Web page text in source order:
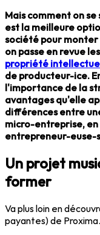
Mais comment on
est la meilleure
société pour monter
on passe en revue
propriété
de producteur-ice.
l'importance de la
avantages qu'elle
différences entre
micro-entreprise,
entrepreneur-euse-
Un projet
former
Va plus loin en
payantes) de Proxima.